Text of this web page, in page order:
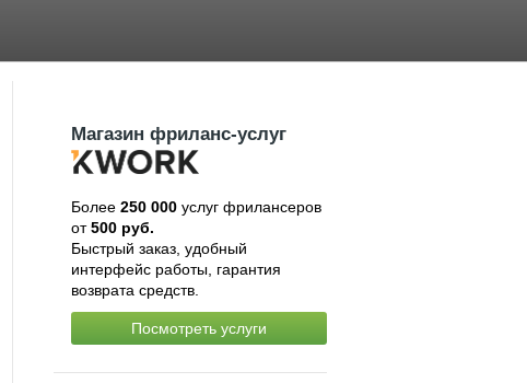
Магазин фриланс-услуг
Более 250 000услуг фрилансеров
от500 руб.
Быстрый заказ, удобный
интерфейс работы, гарантия
возврата средств.
Посмотреть услуги